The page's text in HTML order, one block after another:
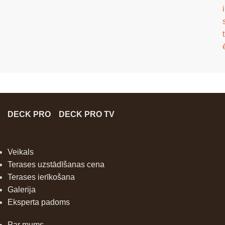
i
t
DECK PRO DECK PRO TV
Veikals
Terases uzstādīšanas cena
Terases ierīkošana
Galerija
Eksperta padoms